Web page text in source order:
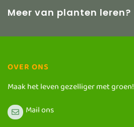
Meer van planten leren?
OVER ONS
Maak het leven gezelliger met groen!
Mail ons